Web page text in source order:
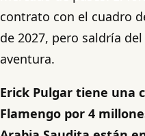
contrato con el cuadro
de 2027, pero saldría
aventura.
Erick Pulgar tiene una
Flamengo por 4